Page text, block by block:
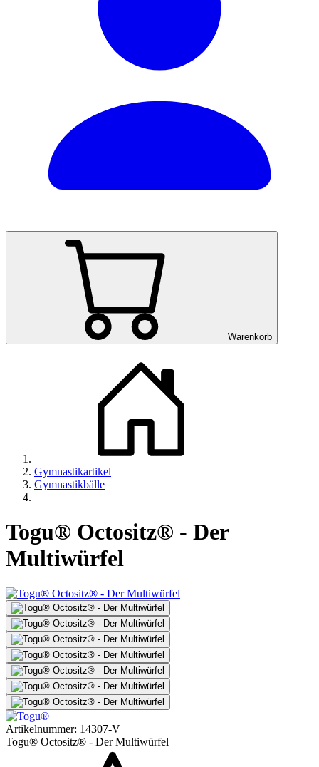
Warenkorb
Gymnastikartikel
Gymnastikbälle
Togu® Octositz® - Der
Multiwürfel
Artikelnummer: 14307-V
Togu® Octositz® - Der Multiwürfel